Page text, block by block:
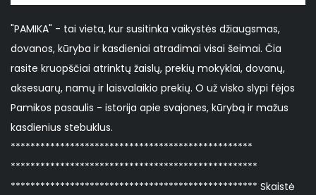
"PAMIKA" - tai vieta, kur susitinka vaikystės džiaugsmas,
dovanos, kūryba ir kasdieniai atradimai visai šeimai. Čia
rasite kruopščiai atrinktų žaislų, prekių mokyklai, dovanų,
aksesuarų, namų ir laisvalaikio prekių. O už visko slypi fėjos
Pamikos pasaulis - istorija apie svajones, kūrybą ir mažus
kasdienius stebuklus.
*************************************************
**************************************************
************************************************** Skaistė